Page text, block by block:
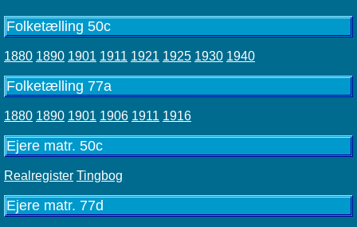
Folketælling 50c
1880 1890 1901 1911 1921 1925 1930 1940
Folketælling 77a
1880 1890 1901 1906 1911 1916
Ejere matr. 50c
Realregister Tingbog
Ejere matr. 77d